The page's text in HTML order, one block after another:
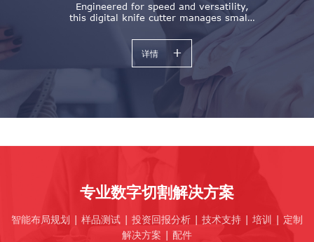
Engineered for speed and versatility,
this digital knife cutter manages small-
batch and irregular production for
sectors including advertising,
packaging, underwear, and garment
详情 +
专业数字切割解决方案
智能布局规划 | 样品测试 | 投资回报分析 | 技术支持 | 培训 | 定制
解决方案 | 配件